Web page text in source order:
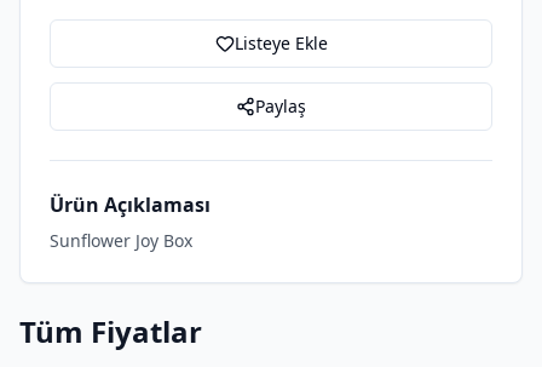
Listeye Ekle
Paylaş
Ürün Açıklaması
Sunflower Joy Box
Tüm Fiyatlar